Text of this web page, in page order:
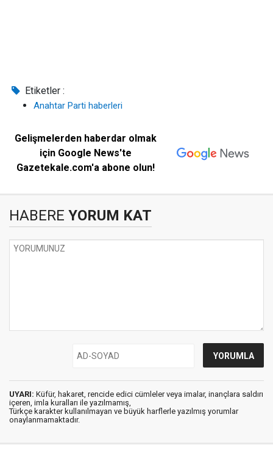
Etiketler :
Anahtar Parti haberleri
Gelişmelerden haberdar olmak
için Google News'te
Gazetekale.com'a abone olun!
HABERE YORUM KAT
UYARI: Küfür, hakaret, rencide edici cümleler veya imalar, inançlara saldırı
içeren, imla kuralları ile yazılmamış,
Türkçe karakter kullanılmayan ve büyük harflerle yazılmış yorumlar
onaylanmamaktadır.